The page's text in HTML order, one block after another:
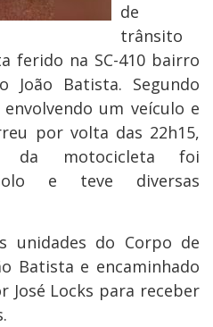
de
trânsito
ferido na SC-410 bairro
João Batista. Segundo
um veículo e
por volta das 22h15,
da motocicleta foi
e teve diversas
unidades do Corpo de
Batista e encaminhado
José Locks para receber